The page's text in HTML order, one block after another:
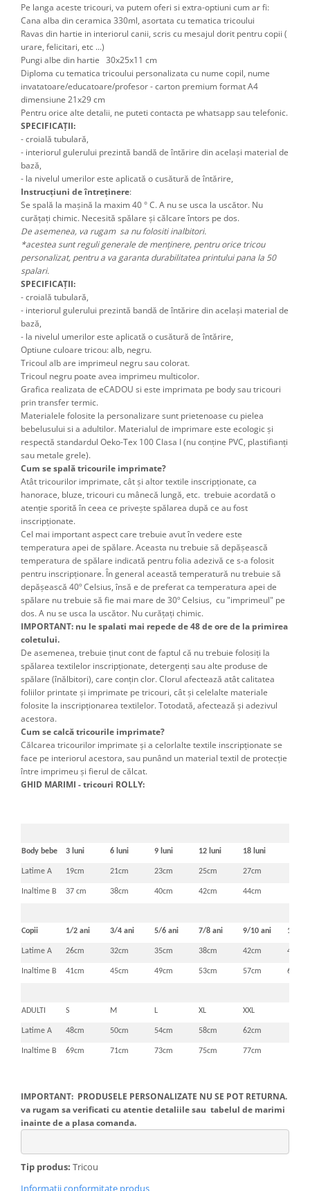
Pe langa aceste tricouri, va putem oferi si extra-optiuni cum ar fi:
Cana alba din ceramica 330ml, asortata cu tematica tricoului
Ravas din hartie in interiorul canii, scris cu mesajul dorit pentru copii (
urare, felicitari, etc ...)
Pungi albe din hartie 30x25x11 cm
Diploma cu tematica tricoului personalizata cu nume copil, nume
invatatoare/educatoare/profesor - carton premium format A4
dimensiune 21x29 cm
Pentru orice alte detalii, ne puteti contacta pe whatsapp sau telefonic.
SPECIFICAȚII:
- croială tubulară,
- interiorul gulerului prezintă bandă de întărire din același material de
bază,
- la nivelul umerilor este aplicată o cusătură de întărire,
Instrucțiuni de întreținere:
Se spală la mașină la maxim 40 ° C. A nu se usca la uscător. Nu
curățați chimic. Necesită spălare și călcare întors pe dos.
De asemenea, va rugam sa nu folositi inalbitori.
*acestea sunt reguli generale de menținere, pentru orice tricou
personalizat, pentru a va garanta durabilitatea printului pana la 50
spalari.
SPECIFICAȚII:
- croială tubulară,
- interiorul gulerului prezintă bandă de întărire din același material de
bază,
- la nivelul umerilor este aplicată o cusătură de întărire,
Optiune culoare tricou: alb, negru.
Tricoul alb are imprimeul negru sau colorat.
Tricoul negru poate avea imprimeu multicolor.
Grafica realizata de eCADOU si este imprimata pe body sau tricouri
prin transfer termic.
Materialele folosite la personalizare sunt prietenoase cu pielea
bebelusului si a adultilor. Materialul de imprimare este ecologic și
respectă standardul Oeko-Tex 100 Clasa I (nu conține PVC, plastifianți
sau metale grele).
Cum se spală tricourile imprimate?
Atât tricourilor imprimate, cât şi altor textile inscripţionate, ca
hanorace, bluze, tricouri cu mânecă lungă, etc. trebuie acordată o
atenţie sporită în ceea ce priveşte spălarea după ce au fost
inscripţionate.
Cel mai important aspect care trebuie avut în vedere este
temperatura apei de spălare. Aceasta nu trebuie să depăşească
temperatura de spălare indicată pentru folia adezivă ce s-a folosit
pentru inscripţionare. În general această temperatură nu trebuie să
depăşească 40º Celsius, însă e de preferat ca temperatura apei de
spălare nu trebuie să fie mai mare de 30º Celsius, cu "imprimeul" pe
dos. A nu se usca la uscător. Nu curățați chimic.
IMPORTANT: nu le spalati mai repede de 48 de ore de la primirea
coletului.
De asemenea, trebuie ţinut cont de faptul că nu trebuie folosiţi la
spălarea textilelor inscripţionate, detergenţi sau alte produse de
spălare (înălbitori), care conţin clor. Clorul afectează atât calitatea
foliilor printate şi imprimate pe tricouri, cât şi celelalte materiale
folosite la inscripţionarea textilelor. Totodată, afectează şi adezivul
acestora.
Cum se calcă tricourile imprimate?
Călcarea tricourilor imprimate şi a celorlalte textile inscripţionate se
face pe interiorul acestora, sau punând un material textil de protecţie
între imprimeu şi fierul de călcat.
GHID MARIMI - tricouri ROLLY:
Body bebe 3 luni 6 luni 9 luni 12 luni 18 luni
Latime A 19cm 21cm 23cm 25cm 27cm
Inaltime B 37 cm 38cm 40cm 42cm 44cm
Copii 1/2 ani 3/4 ani 5/6 ani 7/8 ani 9/10 ani 11/12
Latime A 26cm 32cm 35cm 38cm 42cm 46cm
Inaltime B 41cm 45cm 49cm 53cm 57cm 61cm
ADULTI S M L XL XXL
Latime A 48cm 50cm 54cm 58cm 62cm
Inaltime B 69cm 71cm 73cm 75cm 77cm
IMPORTANT: PRODUSELE PERSONALIZATE NU SE POT RETURNA.
va rugam sa verificati cu atentie detaliile sau tabelul de marimi
inainte de a plasa comanda.
Tip produs: Tricou
Informatii conformitate produs